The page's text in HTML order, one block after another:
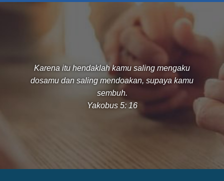
Karena itu hendaklah kamu saling mengaku
dosamu dan saling mendoakan, supaya kamu
sembuh.
Yakobus 5: 16